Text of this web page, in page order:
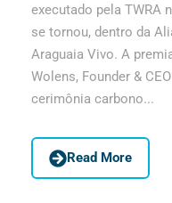
executado pela TWRA
se tornou, dentro da
Araguaia Vivo. A
Wolens, Founder &
cerimônia carbono...
Read More